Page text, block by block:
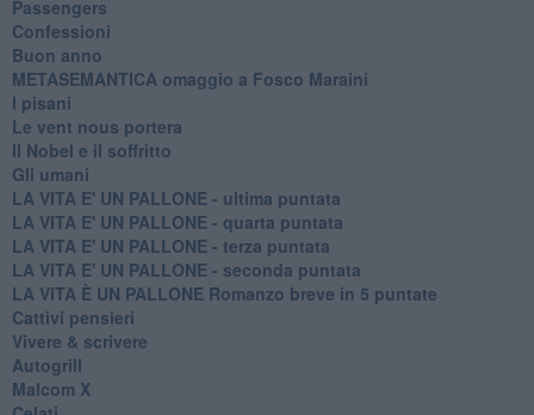
Passengers
Confessioni
Buon anno
METASEMANTICA omaggio a Fosco Maraini
I pisani
Le vent nous portera
Il Nobel e il soffritto
Gli umani
LA VITA E' UN PALLONE - ultima puntata
LA VITA E' UN PALLONE - quarta puntata
LA VITA E' UN PALLONE - terza puntata
LA VITA E' UN PALLONE - seconda puntata
LA VITA È UN PALLONE Romanzo breve in 5 puntate
Cattivi pensieri
Vivere & scrivere
Autogrill
Malcom X